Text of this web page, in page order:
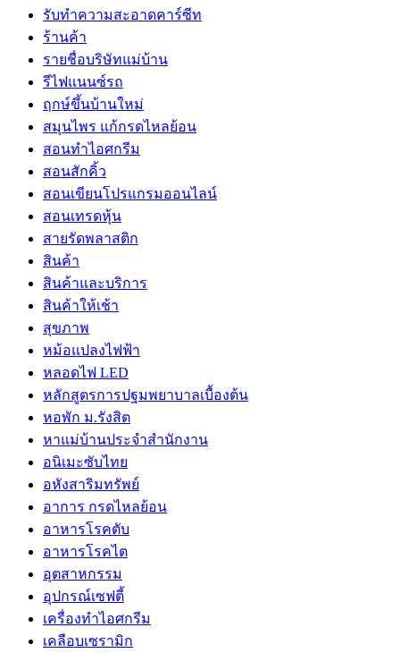
รับทำความสะอาดคาร์ซีท
ร้านค้า
รายชื่อบริษัทแม่บ้าน
รีไฟแนนซ์รถ
ฤกษ์ขึ้นบ้านใหม่
สมุนไพร แก้กรดไหลย้อน
สอนทำไอศกรีม
สอนสักคิ้ว
สอนเขียนโปรแกรมออนไลน์
สอนเทรดหุ้น
สายรัดพลาสติก
สินค้า
สินค้าและบริการ
สินค้าให้เช้า
สุขภาพ
หม้อแปลงไฟฟ้า
หลอดไฟ LED
หลักสูตรการปฐมพยาบาลเบื้องต้น
หอพัก ม.รังสิต
หาแม่บ้านประจำสำนักงาน
อนิเมะซับไทย
อหังสาริมทรัพย์
อาการ กรดไหลย้อน
อาหารโรคตับ
อาหารโรคไต
อุตสาหกรรม
อุปกรณ์เซฟตี้
เครื่องทำไอศกรีม
เคลือบเซรามิก